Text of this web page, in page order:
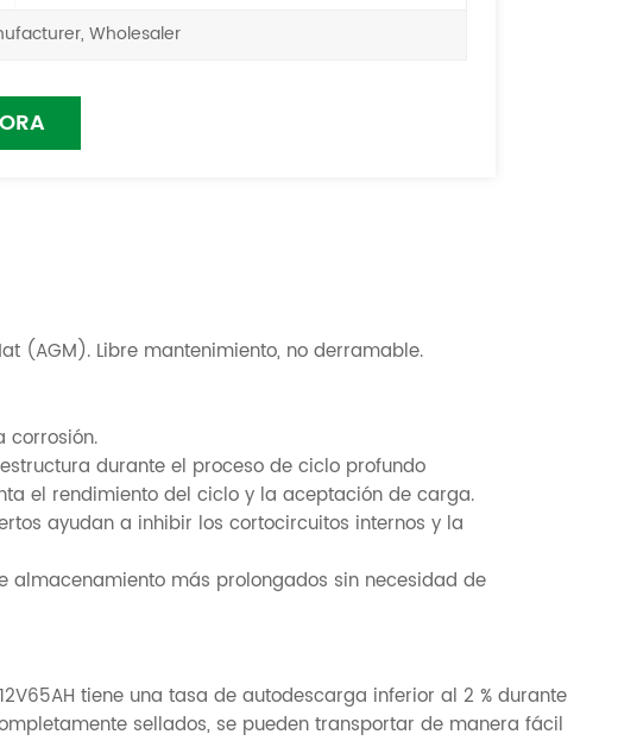
Wholesaler
(AGM). Libre mantenimiento, no derramable.
corrosión.
durante el proceso de ciclo profundo
el rendimiento del ciclo y la aceptación de carga.
ayudan a inhibir los cortocircuitos internos y la
más prolongados sin necesidad de
tiene una tasa de autodescarga inferior al 2 % durante
sellados, se pueden transportar de manera fácil